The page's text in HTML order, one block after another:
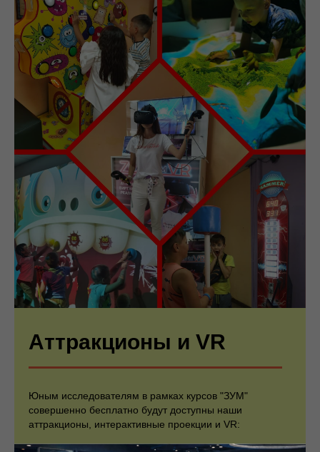
Аттракционы и VR
Юным исследователям в рамках курсов "ЗУМ"
совершенно бесплатно будут доступны наши
аттракционы, интерактивные проекции и VR: